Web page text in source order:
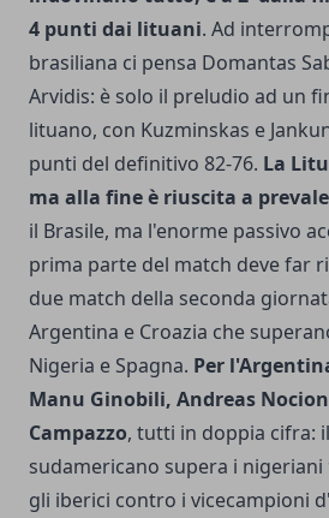
4 punti dai lituani. Ad
brasiliana ci pensa Domantas
Arvidis: è solo il preludio ad un
lituano, con Kuzminskas e
punti del definitivo 82-76. La
ma alla fine è riuscita a
il Brasile, ma l'enorme passivo
prima parte del match deve far
due match della seconda
Argentina e Croazia che
Nigeria e Spagna. Per
Manu Ginobili, Andreas
Campazzo, tutti in doppia cifra:
sudamericano supera i nigeriani
gli iberici contro i vicecampioni